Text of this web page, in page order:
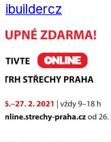
ibuildercz